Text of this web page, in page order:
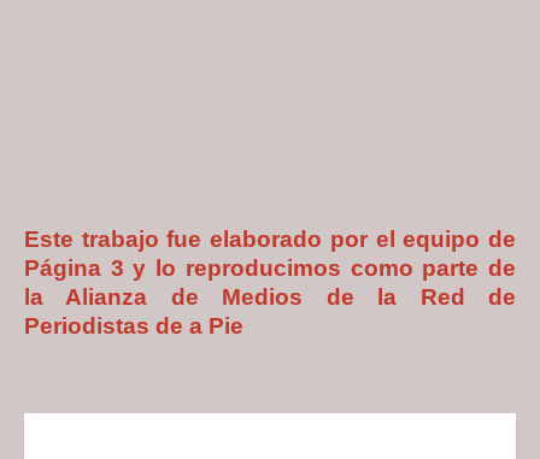
Este trabajo fue elaborado por el equipo de
Página 3 y lo reproducimos como parte de
la Alianza de Medios de la Red de
Periodistas de a Pie